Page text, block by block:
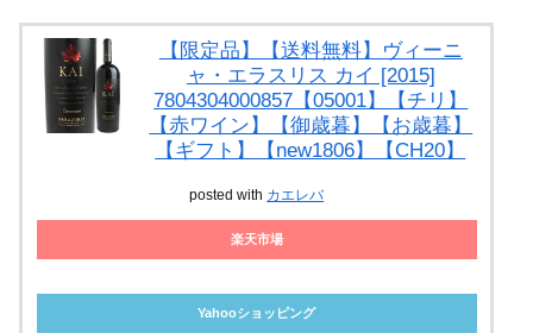
【限定品】【送料無料】ヴィーニ
ャ・エラスリス カイ [2015]
7804304000857【05001】【チリ】
【赤ワイン】【御歳暮】【お歳暮】
【ギフト】【new1806】【CH20】
posted with カエレバ
楽天市場
Yahooショッピング